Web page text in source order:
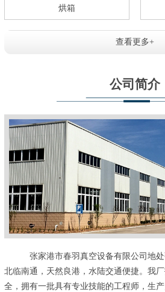
烘箱
查看更多+
公司简介
张家港市春羽真空设备有限公司地处
北临南通，天然良港，水陆交通便捷。我
全，拥有一批具有专业技能的工程师，生